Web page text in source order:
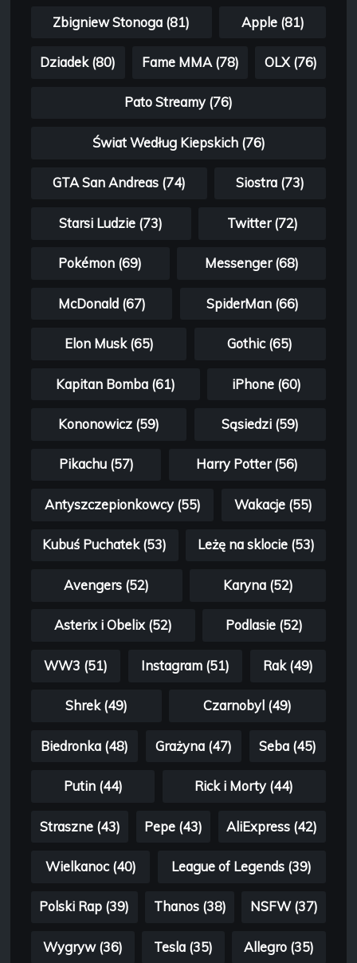
Zbigniew Stonoga (81) Apple (81)
Dziadek (80) Fame MMA (78) OLX (76)
Pato Streamy (76)
Świat Według Kiepskich (76)
GTA San Andreas (74) Siostra (73)
Starsi Ludzie (73) Twitter (72)
Pokémon (69) Messenger (68)
McDonald (67) SpiderMan (66)
Elon Musk (65) Gothic (65)
Kapitan Bomba (61) iPhone (60)
Kononowicz (59) Sąsiedzi (59)
Pikachu (57) Harry Potter (56)
Antyszczepionkowcy (55) Wakacje (55)
Kubuś Puchatek (53) Leżę na sklocie (53)
Avengers (52) Karyna (52)
Asterix i Obelix (52) Podlasie (52)
WW3 (51) Instagram (51) Rak (49)
Shrek (49) Czarnobyl (49)
Biedronka (48) Grażyna (47) Seba (45)
Putin (44) Rick i Morty (44)
Straszne (43) Pepe (43) AliExpress (42)
Wielkanoc (40) League of Legends (39)
Polski Rap (39) Thanos (38) NSFW (37)
Wygryw (36) Tesla (35) Allegro (35)